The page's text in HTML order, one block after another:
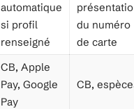
automatique
si profil
renseigné
du numéro
de carte
CB, Apple
Pay, Google
Pay
CB,